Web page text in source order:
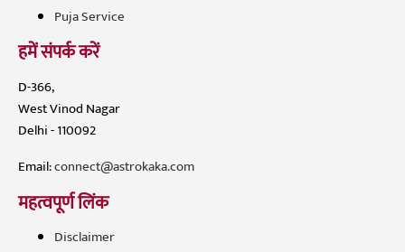
Puja Service
हमें संपर्क करें
D-366,
West Vinod Nagar
Delhi - 110092
Email:connect@astrokaka.com
महत्वपूर्ण लिंक
Disclaimer